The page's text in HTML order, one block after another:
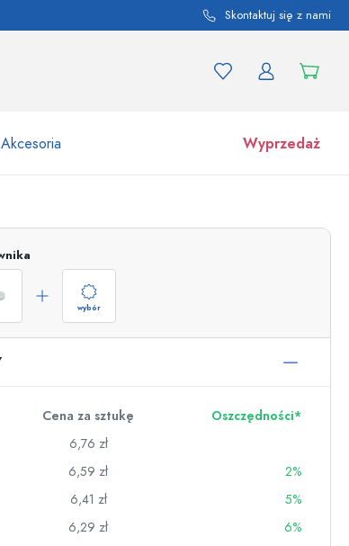
Skontaktuj się z nami
Akcesoria Wyprzedaż
Słoiki
Kupuj teraz
wybór
Cena za sztukę
Oszczędności*
6,76 zł
6,59 zł
2%
6,41 zł
5%
6,29 zł
6%